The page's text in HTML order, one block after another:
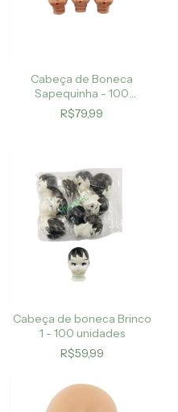
Cabeça de Boneca
Sapequinha - 100
unidades
R$79,99
Cabeça de boneca Brinco
1 - 100 unidades
R$59,99